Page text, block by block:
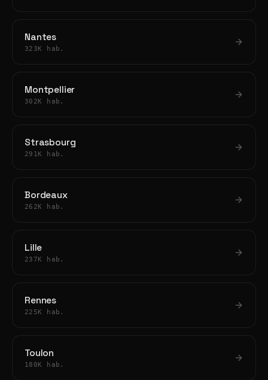
Nantes
323K hab.
Montpellier
302K hab.
Strasbourg
291K hab.
Bordeaux
262K hab.
Lille
237K hab.
Rennes
225K hab.
Toulon
180K hab.